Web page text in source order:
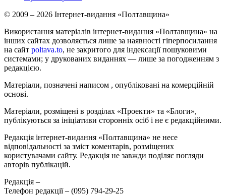
© 2009 – 2026 Інтернет-видання «Полтавщина»
Використання матеріалів інтернет-видання «Полтавщина» на
інших сайтах дозволяється лише за наявності гіперпосилання
на сайт poltava.to, не закритого для індексації пошуковими
системами; у друкованих виданнях — лише за погодженням з
редакцією.
Матеріали, позначені написом , опубліковані на комерційній
основі.
Матеріали, розміщені в розділах «Проекти» та «Блоги»,
публікуються за ініціативи сторонніх осіб і не є редакційними.
Редакція інтернет-видання «Полтавщина» не несе
відповідальності за зміст коментарів, розміщених
користувачами сайту. Редакція не завжди поділяє погляди
авторів публікацій.
Редакція –
Телефон редакції – (095) 794-29-25